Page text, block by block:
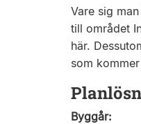
Vare sig
till området
här.
som
Byggår: